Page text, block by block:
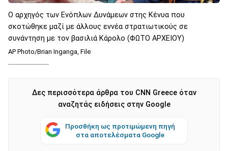
Ο αρχηγός των Ενόπλων Δυνάμεων στης Κένυα που
σκοτώθηκε μαζί με άλλους εννέα στρατιωτικούς σε
συνάντηση με τον βασιλιά Κάρολο (ΦΩΤΟ ΑΡΧΕΙΟΥ)
AP Photo/Brian Inganga, File
Δες περισσότερα άρθρα του CNN Greece όταν
αναζητάς ειδήσεις στην Google
Προσθήκη ως προτιμώμενη πηγή
στα αποτελέσματα Google